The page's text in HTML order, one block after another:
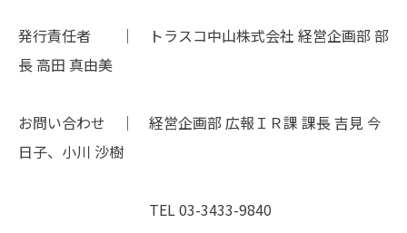
発行責任者 ｜ トラスコ中山株式会社 経営企画部 部
長 高田 真由美
お問い合わせ ｜ 経営企画部 広報ＩＲ課 課長 吉見 今
日子、小川 沙樹
TEL 03-3433-9840